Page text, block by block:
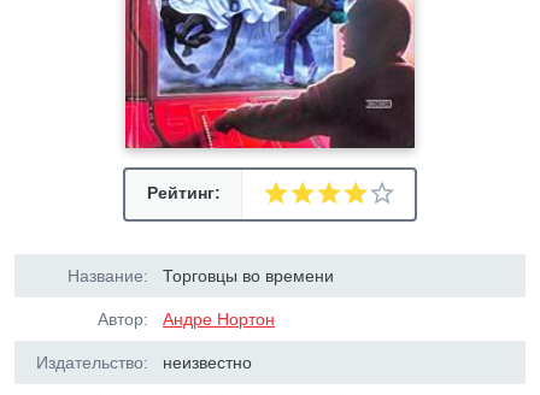
Рейтинг:
Название: Торговцы во времени
Автор: Андре Нортон
Издательство: неизвестно